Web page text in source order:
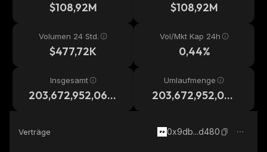
$108,92M $108,92M
Volumen 24 Std.
$477,72K
Vol/Mkt Kap 24h
0,44%
Insgesamt
203,672,952,069,
Umlaufmenge
203,672,952,069,
Verträge 0x9db...d480